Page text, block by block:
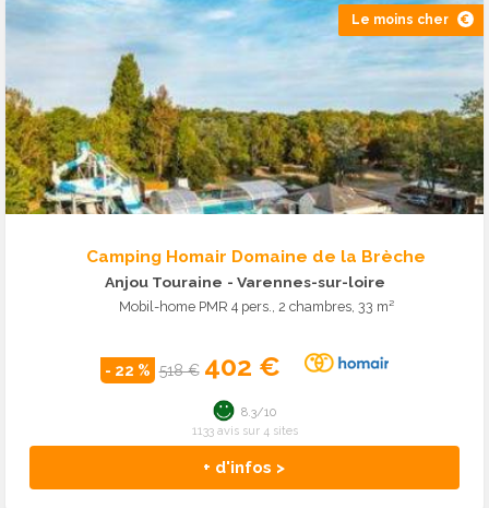
Le moins cher
Camping Homair Domaine de la Brèche
Anjou Touraine - Varennes-sur-loire
Mobil-home PMR 4 pers., 2 chambres, 33 m²
- 22 % 518 € 402 €
+ d'infos >
8.3/10
1133 avis sur 4 sites